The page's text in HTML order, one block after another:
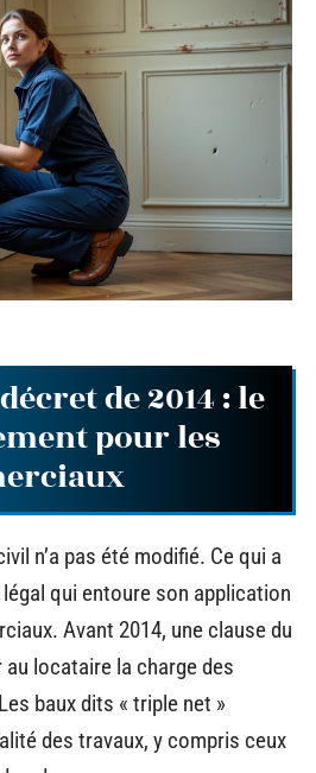
de 2014 : le
pour les
n’a pas été modifié. Ce qui a
légal qui entoure son application
Avant 2014, une clause du
locataire la charge des
baux dits « triple net »
des travaux, y compris ceux